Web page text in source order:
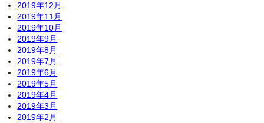
2019年12月
2019年11月
2019年10月
2019年9月
2019年8月
2019年7月
2019年6月
2019年5月
2019年4月
2019年3月
2019年2月